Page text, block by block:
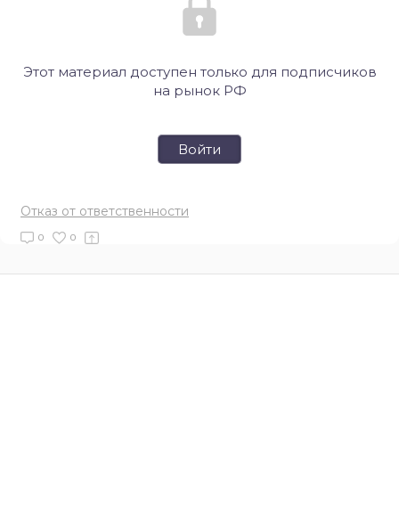
Этот материал доступен только для подписчиков
на рынок РФ
Войти
Отказ от ответственности
0 0